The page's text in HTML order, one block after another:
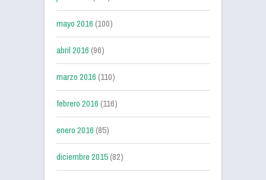
mayo 2016(100)
abril 2016(96)
marzo 2016(110)
febrero 2016(116)
enero 2016(85)
diciembre 2015(82)